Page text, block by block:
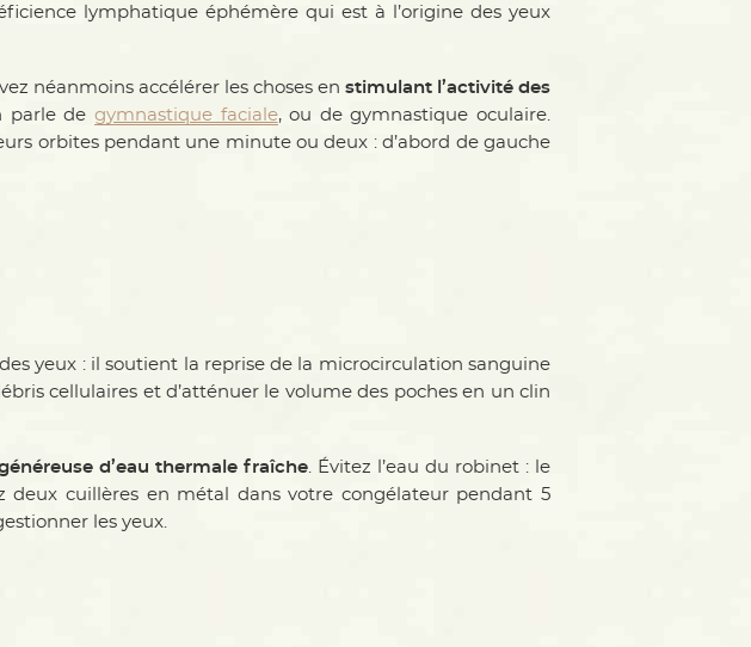
lymphatique éphémère qui est à l’origine des yeux
néanmoins accélérer les choses en stimulant l’activité des
parle degymnastique faciale, ou de gymnastique oculaire.
orbites pendant une minute ou deux : d’abord de gauche
yeux : il soutient la reprise de la microcirculation sanguine
cellulaires et d’atténuer le volume des poches en un clin
d’eau thermale fraîche. Évitez l’eau du robinet : le
deux cuillères en métal dans votre congélateur pendant 5
les yeux.